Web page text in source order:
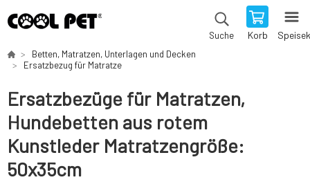
Suche Korb
Betten, Matratzen, Unterlagen und Decken
Ersatzbezug für Matratze
Ersatzbezüge für Matratzen,
Hundebetten aus rotem
Kunstleder Matratzengröße:
50x35cm